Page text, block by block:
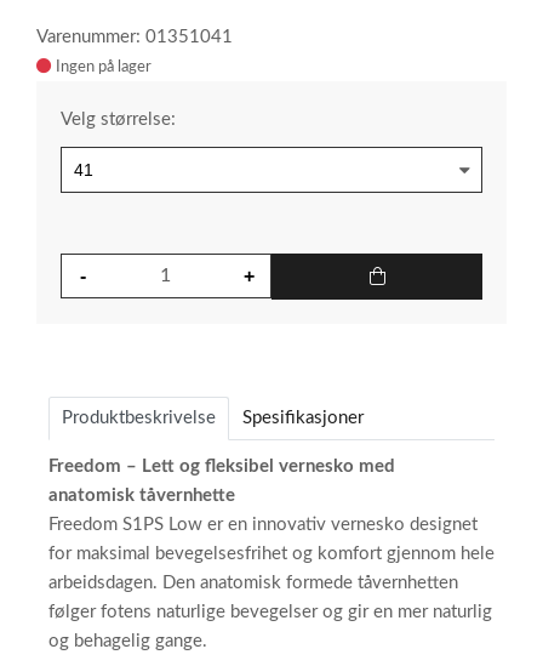
Varenummer: 01351041
Ingen på lager
Velg størrelse:
Produktbeskrivelse Spesifikasjoner
Freedom – Lett og fleksibel vernesko med
anatomisk tåvernhette
Freedom S1PS Low er en innovativ vernesko designet
for maksimal bevegelsesfrihet og komfort gjennom hele
arbeidsdagen. Den anatomisk formede tåvernhetten
følger fotens naturlige bevegelser og gir en mer naturlig
og behagelig gange.